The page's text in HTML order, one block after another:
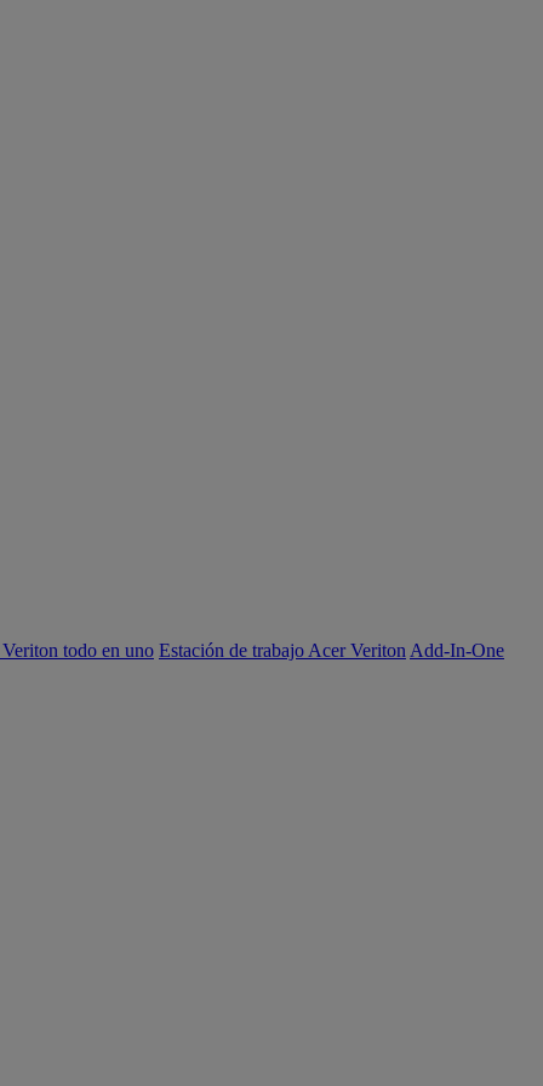
todo en uno Estación de trabajo Acer Veriton Add-In-One